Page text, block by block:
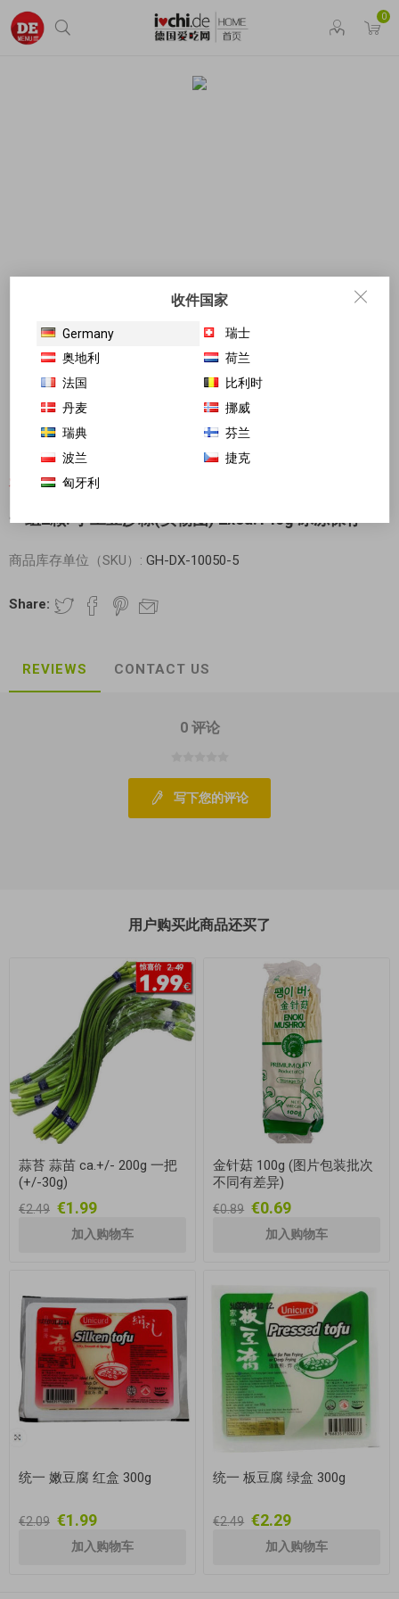
0
对不起-这个产品已经不再提供
一组2颗! 手工豆沙粽(实物图) 2xca.140g 冰冻保存
商品库存单位（SKU）: GH-DX-10050-5
Share:
REVIEWS CONTACT US
0 评论
写下您的评论
用户购买此商品还买了
蒜苔 蒜苗 ca.+/- 200g 一把
(+/-30g)
€2.49 €1.99
金针菇 100g (图片包装批次
不同有差异)
€0.89 €0.69
统一 嫩豆腐 红盒 300g
€2.09 €1.99
统一 板豆腐 绿盒 300g
€2.49 €2.29
收件国家
Germany
瑞士
奥地利
荷兰
法国
比利时
丹麦
挪威
瑞典
芬兰
波兰
捷克
匈牙利